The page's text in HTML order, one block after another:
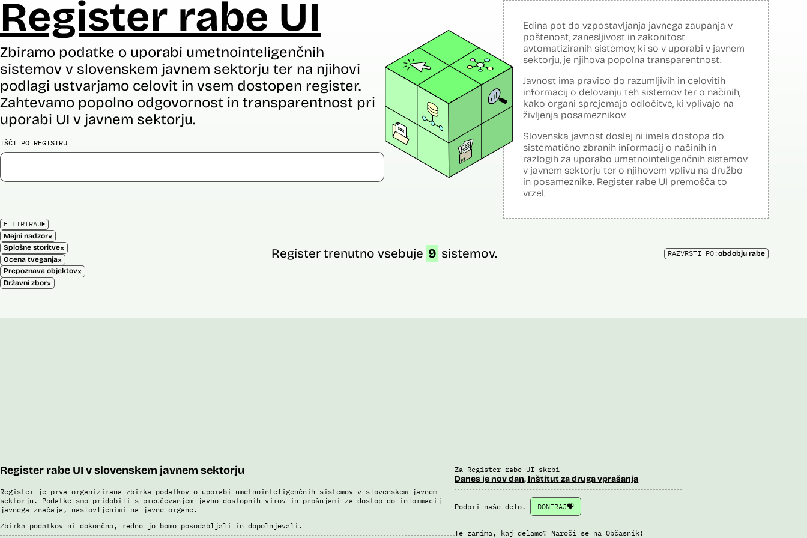
Register rabe UI
Zbiramo podatke o uporabi umetnointeligenčnih
sistemov v slovenskem javnem sektorju ter na njihovi
podlagi ustvarjamo celovit in vsem dostopen register.
Zahtevamo popolno odgovornost in transparentnost pri
uporabi UI v javnem sektorju.
IŠČI PO REGISTRU
Edina pot do vzpostavljanja javnega zaupanja v
poštenost, zanesljivost in zakonitost
avtomatiziranih sistemov, ki so v uporabi v javnem
sektorju, je njihova popolna transparentnost.
Javnost ima pravico do razumljivih in celovitih
informacij o delovanju teh sistemov ter o načinih,
kako organi sprejemajo odločitve, ki vplivajo na
življenja posameznikov.
Slovenska javnost doslej ni imela dostopa do
sistematično zbranih informacij o načinih in
razlogih za uporabo umetnointeligenčnih sistemov
v javnem sektorju ter o njihovem vplivu na družbo
in posameznike. Register rabe UI premošča to
vrzel.
FILTRIRAJ
Mejni nadzor×
Splošne storitve×
Ocena tveganja×
Prepoznava objektov×
Državni zbor×
Register trenutno vsebuje 9 sistemov. RAZVRSTI PO:obdobju rabe
Register rabe UI v slovenskem javnem sektorju
Register je prva organizirana zbirka podatkov o uporabi umetnointeligenčnih sistemov v slovenskem javnem
sektorju. Podatke smo pridobili s preučevanjem javno dostopnih virov in prošnjami za dostop do informacij
javnega značaja, naslovljenimi na javne organe.
Zbirka podatkov ni dokončna, redno jo bomo posodabljali in dopolnjevali.
Za Register rabe UI skrbi
Danes je nov dan, Inštitut za druga vprašanja
Podpri naše delo. DONIRAJ
Te zanima, kaj delamo? Naroči se na Občasnik!